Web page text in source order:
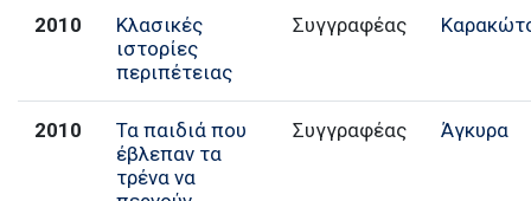
2010
Κλασικές
ιστορίες
περιπέτειας
Συγγραφέας
2010
Τα παιδιά που
έβλεπαν τα
τρένα να
Συγγραφέας Άγκυρα